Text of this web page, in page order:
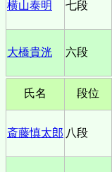
横山泰明 七段
大橋貴洸 六段
氏名 段位
斎藤慎太郎 八段